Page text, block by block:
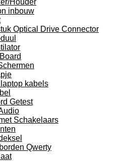
Houder
inbouw
Optical Drive Connector
kabels
Getest
Schakelaars
Qwerty